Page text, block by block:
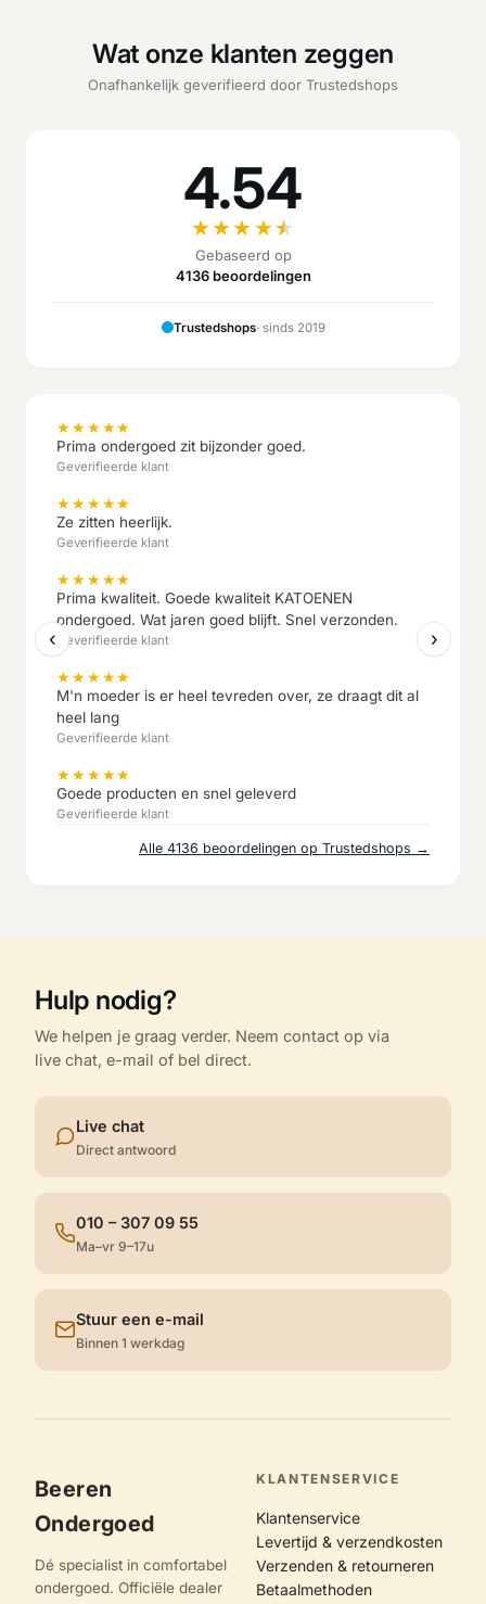
Wat onze klanten zeggen
Onafhankelijk geverifieerd door Trustedshops
4.54
★★★★★
Gebaseerd op
4136 beoordelingen
Trustedshops· sinds 2019
★★★★★
Prima ondergoed zit bijzonder goed.
Geverifieerde klant
★★★★★
Ze zitten heerlijk.
Geverifieerde klant
★★★★★
Prima kwaliteit. Goede kwaliteit KATOENEN
ondergoed. Wat jaren goed blijft. Snel verzonden.
Geverifieerde klant
★★★★★
M'n moeder is er heel tevreden over, ze draagt dit al
heel lang
Geverifieerde klant
★★★★★
Goede producten en snel geleverd
Geverifieerde klant
‹ ›
Alle 4136 beoordelingen op Trustedshops →
Hulp nodig?
We helpen je graag verder. Neem contact op via
live chat, e-mail of bel direct.
Live chat
Direct antwoord
010 – 307 09 55
Ma–vr 9–17u
Stuur een e-mail
Binnen 1 werkdag
Beeren
Ondergoed
Dé specialist in comfortabel
ondergoed. Officiële dealer
KLANTENSERVICE
Klantenservice
Levertijd & verzendkosten
Verzenden & retourneren
Betaalmethoden